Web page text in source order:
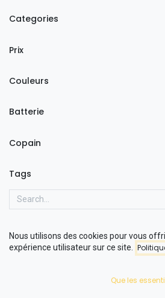
Categories
Prix
Couleurs
Batterie
Copain
Tags
tulp
Nous utilisons des cookies pour vous
expérience utilisateur sur ce site.
Que les